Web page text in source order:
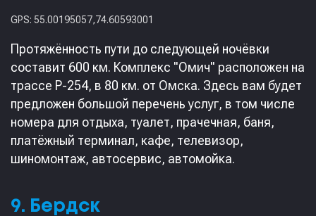
GPS: 55.00195057,74.60593001
Протяжённость пути до следующей ночёвки
составит 600 км. Комплекс "Омич" расположен на
трассе Р-254, в 80 км. от Омска. Здесь вам будет
предложен большой перечень услуг, в том числе
номера для отдыха, туалет, прачечная, баня,
платёжный терминал, кафе, телевизор,
шиномонтаж, автосервис, автомойка.
9. Бердск